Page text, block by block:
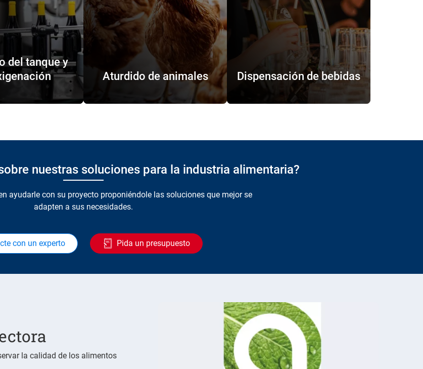
del tanque y
Aturdido de animales Dispensación de bebidas
nuestras soluciones para la industria alimentaria?
ayudarle con su proyecto proponiéndole las soluciones que mejor se
adapten a sus necesidades.
con un experto Pida un presupuesto
la calidad de los alimentos